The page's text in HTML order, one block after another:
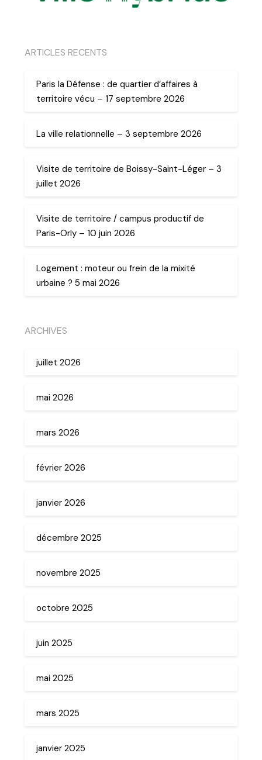
ARTICLES RECENTS
Paris la Défense : de quartier d’affaires à
territoire vécu – 17 septembre 2026
La ville relationnelle – 3 septembre 2026
Visite de territoire de Boissy-Saint-Léger – 3
juillet 2026
Visite de territoire / campus productif de
Paris-Orly – 10 juin 2026
Logement : moteur ou frein de la mixité
urbaine ? 5 mai 2026
ARCHIVES
juillet 2026
mai 2026
mars 2026
février 2026
janvier 2026
décembre 2025
novembre 2025
octobre 2025
juin 2025
mai 2025
mars 2025
janvier 2025